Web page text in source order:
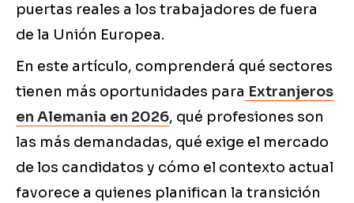
puertas reales a los trabajadores de fuera
de la Unión Europea.
En este artículo, comprenderá qué sectores
tienen más oportunidades para Extranjeros
en Alemania en 2026, qué profesiones son
las más demandadas, qué exige el mercado
de los candidatos y cómo el contexto actual
favorece a quienes planifican la transición